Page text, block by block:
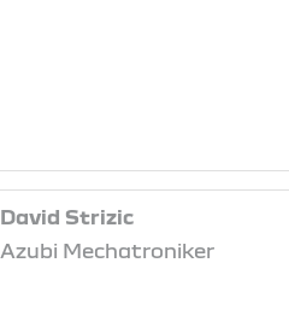
David Strizic
Azubi Mechatroniker